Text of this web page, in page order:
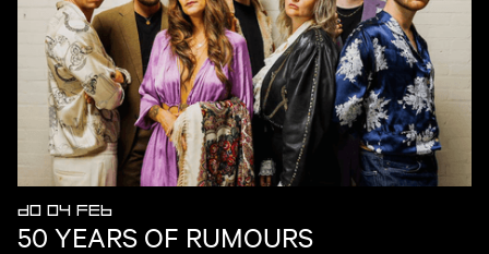
DO 04 FEB
50 YEARS OF RUMOURS